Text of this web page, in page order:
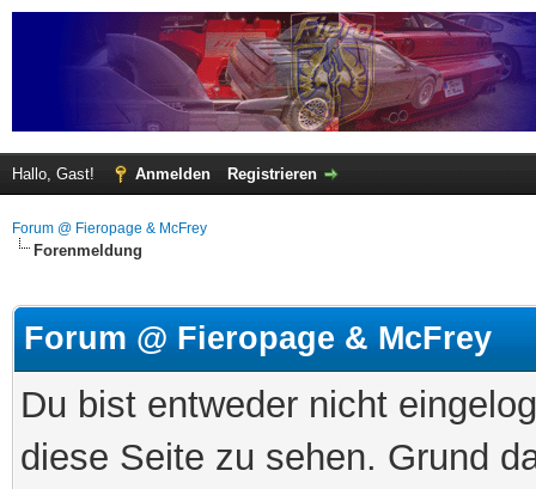
Hallo, Gast! Anmelden Registrieren
Forum @ Fieropage & McFrey
Forenmeldung
Forum @ Fieropage & McFrey
Du bist entweder nicht
diese Seite zu sehen. Grund